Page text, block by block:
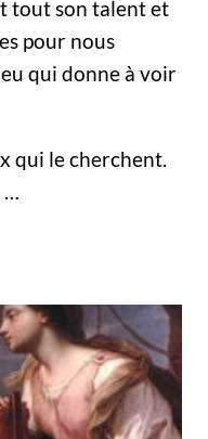
tout son talent et
pour nous
qui donne à voir
qui le cherchent.
…